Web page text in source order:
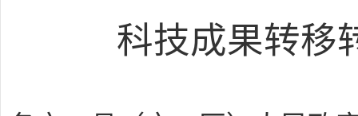
科技成果转移